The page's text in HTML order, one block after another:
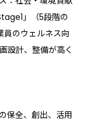
」（5段階の
員のウェルネス向
設計、整備が高く
保全、創出、活用